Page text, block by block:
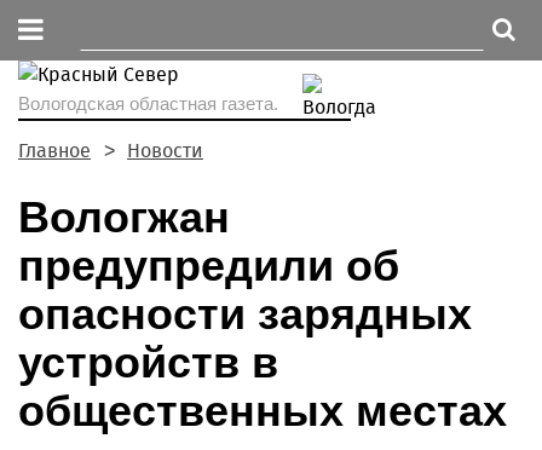
Вологодская областная газета.
Главное Новости
Вологжан
предупредили об
опасности зарядных
устройств в
общественных местах